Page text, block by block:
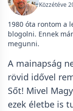
Közzétéve
1980 óta rontom a
blogolni. Ennek
megunni.
A mainapság
rövid idővel
Sőt! Mivel
ezek életbe is